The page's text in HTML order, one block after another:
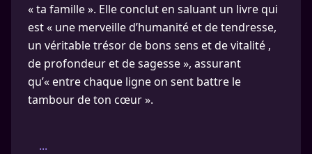
« ta famille ». Elle conclut en saluant un livre qui
est « une merveille d’humanité et de tendresse,
un véritable trésor de bons sens et de vitalité ,
de profondeur et de sagesse », assurant
qu’« entre chaque ligne on sent battre le
tambour de ton cœur ».
...